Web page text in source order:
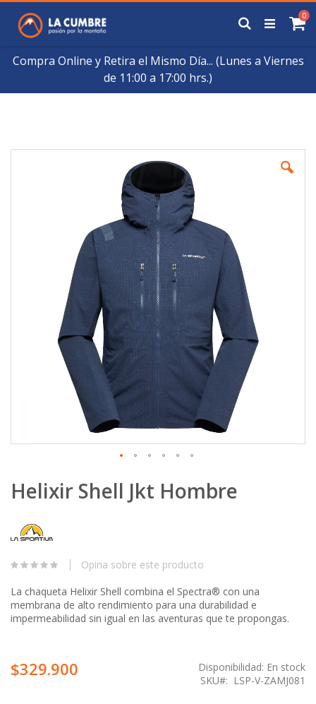
Compra Online y Retira el Mismo Día... (Lunes a Viernes
de 11:00 a 17:00 hrs.)
Contenido
0
Buscar
to
the
the
gallery
Helixir Shell Jkt Hombre
Opina sobre este producto
La chaqueta Helixir Shell combina el Spectra® con una
membrana de alto rendimiento para una durabilidad e
impermeabilidad sin igual en las aventuras que te propongas.
$329.900 Disponibilidad: En stock
SKU
LSP-V-ZAMJ081